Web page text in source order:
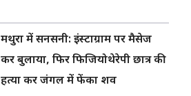
मथुरा में सनसनी: इंस्टाग्राम पर मैसेज
कर बुलाया, फिर फिजियोथेरेपी छात्र की
हत्या कर जंगल में फेंका शव